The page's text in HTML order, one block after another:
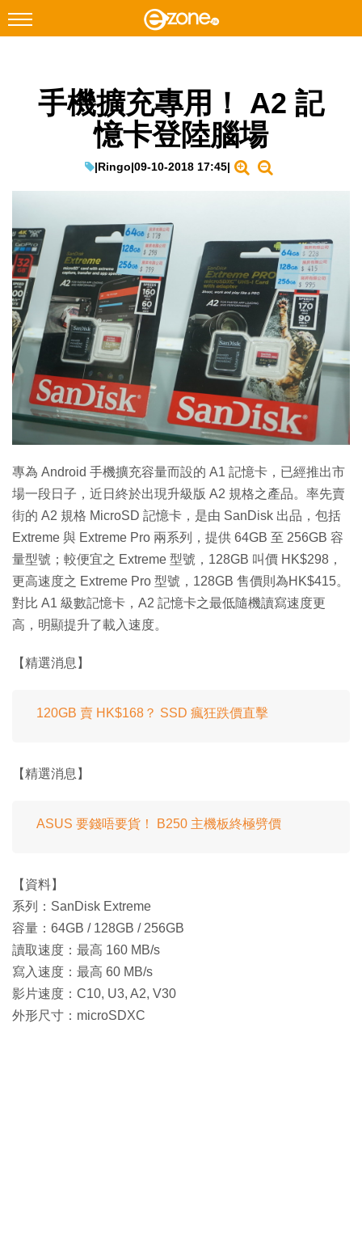
Facebook Instagram
遊戲動漫
教學評測
EduTech
IT Times
生成式AI與雲端應用
Enterprise Digital Transformation
特集
手機擴充專用！ A2 記
憶卡登陸腦場
|Ringo|09-10-2018 17:45|
專為 Android 手機擴充容量而設的 A1 記憶卡，已經推出市
場一段日子，近日終於出現升級版 A2 規格之產品。率先賣
街的 A2 規格 MicroSD 記憶卡，是由 SanDisk 出品，包括
Extreme 與 Extreme Pro 兩系列，提供 64GB 至 256GB 容
量型號；較便宜之 Extreme 型號，128GB 叫價 HK$298，
更高速度之 Extreme Pro 型號，128GB 售價則為HK$415。
對比 A1 級數記憶卡，A2 記憶卡之最低隨機讀寫速度更
高，明顯提升了載入速度。
【精選消息】
120GB 賣 HK$168？ SSD 瘋狂跌價直擊
【精選消息】
ASUS 要錢唔要貨！ B250 主機板終極劈價
【資料】
系列：SanDisk Extreme
容量：64GB / 128GB / 256GB
讀取速度：最高 160 MB/s
寫入速度：最高 60 MB/s
影片速度：C10, U3, A2, V30
外形尺寸：microSDXC